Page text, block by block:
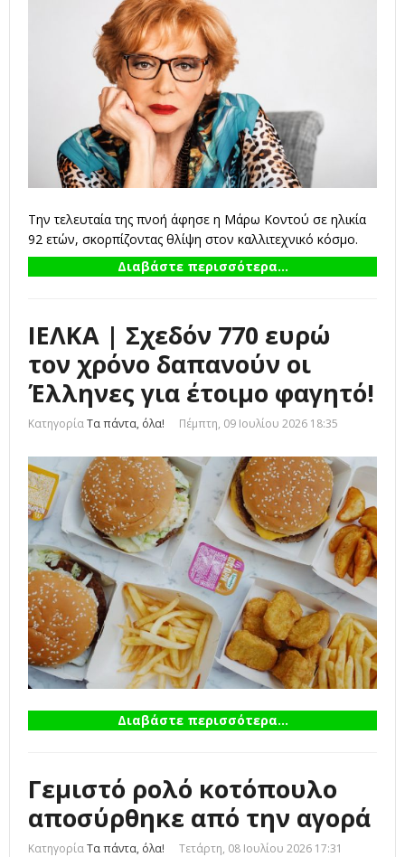
Την τελευταία της πνοή άφησε η Μάρω Κοντού σε ηλικία
92 ετών, σκορπίζοντας θλίψη στον καλλιτεχνικό κόσμο.
Διαβάστε περισσότερα...
ΙΕΛΚΑ | Σχεδόν 770 ευρώ
τον χρόνο δαπανούν οι
Έλληνες για έτοιμο φαγητό!
ΚατηγορίαΤα πάντα, όλα! Πέμπτη, 09 Ιουλίου 2026 18:35
Διαβάστε περισσότερα...
Γεμιστό ρολό κοτόπουλο
αποσύρθηκε από την αγορά
ΚατηγορίαΤα πάντα, όλα! Τετάρτη, 08 Ιουλίου 2026 17:31